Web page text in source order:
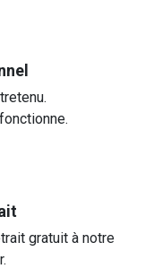
gratuit à notre